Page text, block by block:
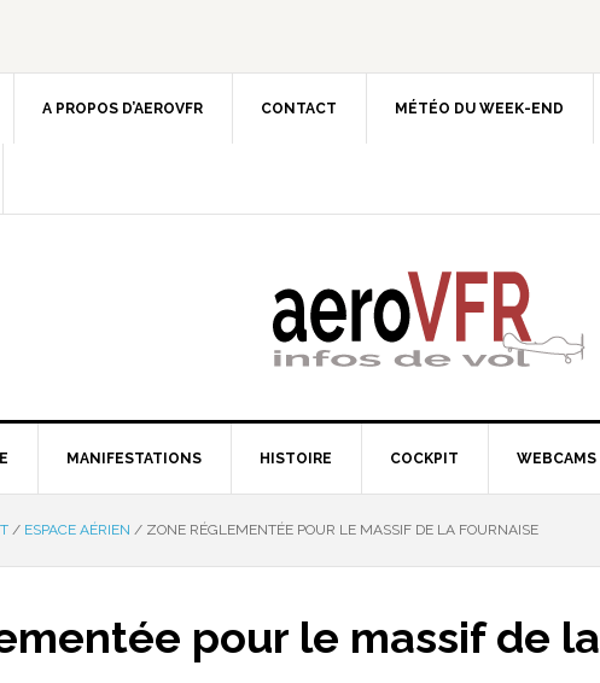
A PROPOS D’AEROVFR CONTACT MÉTÉO DU WEEK-END
MANIFESTATIONS HISTOIRE COCKPIT WEBCAMS
/ ESPACE AÉRIEN / ZONE RÉGLEMENTÉE POUR LE MASSIF DE LA FOURNAISE
pour le massif de la